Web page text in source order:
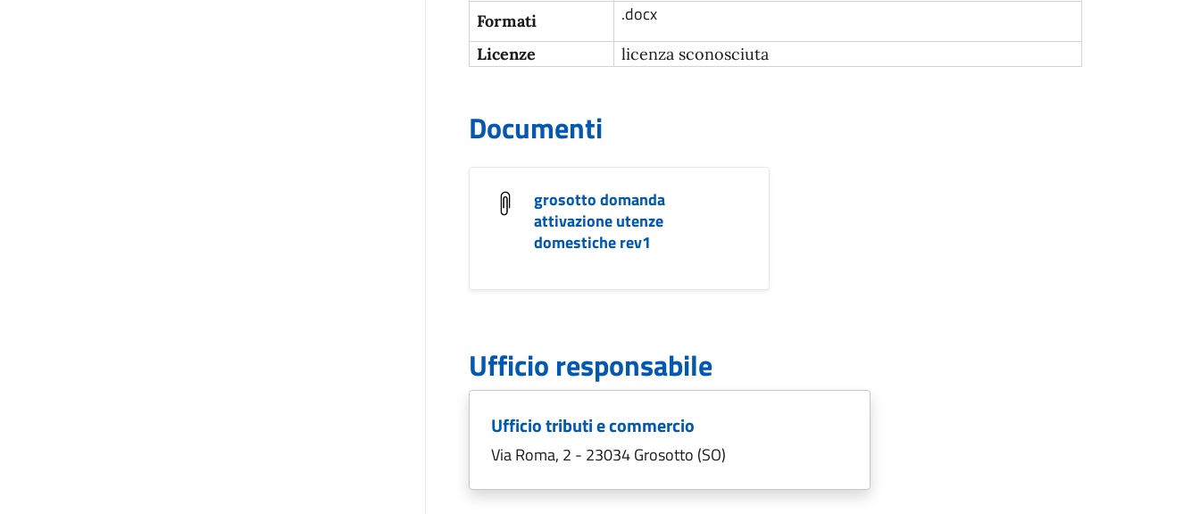
Formati
.docx
Licenze licenza sconosciuta
Documenti
grosotto domanda
attivazione utenze
domestiche rev1
Ufficio responsabile
Ufficio tributi e commercio
Via Roma, 2 - 23034 Grosotto (SO)